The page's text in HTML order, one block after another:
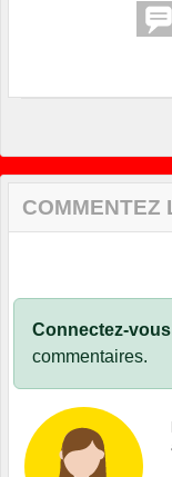
COMMENTEZ
Connectez-vous
commentaires.